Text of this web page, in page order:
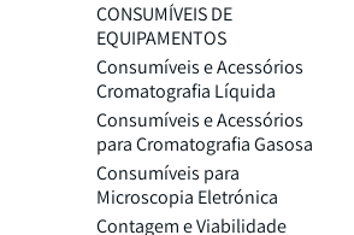
CONSUMÍVEIS DE
EQUIPAMENTOS
Consumíveis e Acessórios
Cromatografia Líquida
Consumíveis e Acessórios
para Cromatografia Gasosa
Consumíveis para
Microscopia Eletrónica
Contagem e Viabilidade